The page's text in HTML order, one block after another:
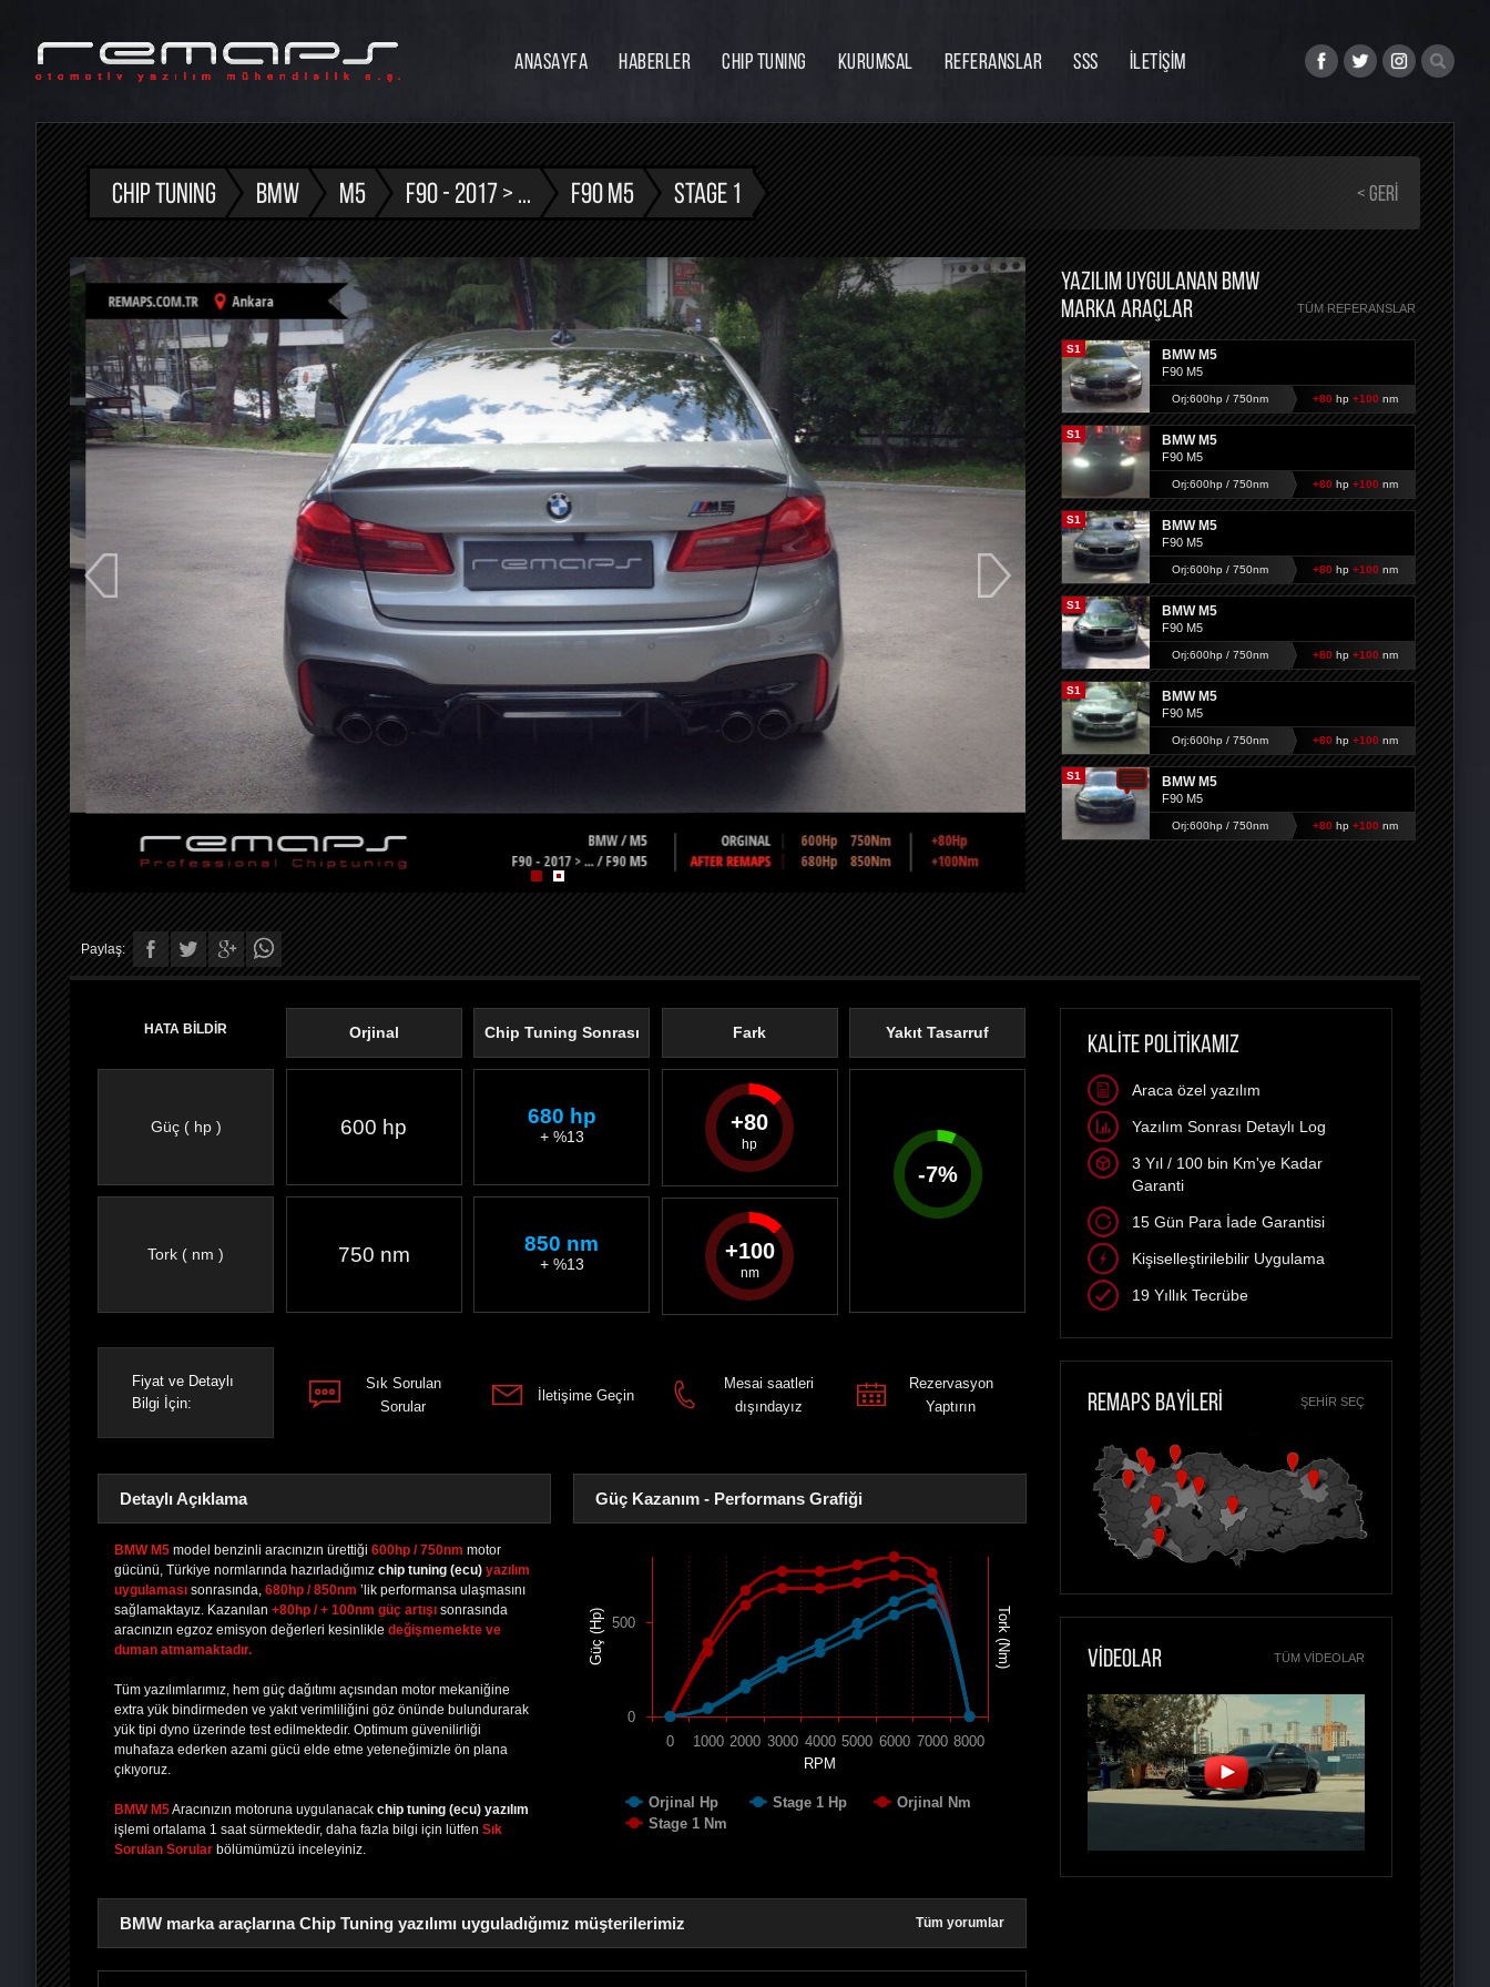
ANASAYFA HABERLER CHIP TUNING KURUMSAL
İnsan Kaynakları
REFERANSLAR SSS İLETİŞİM
CHIP TUNING BMW M5 F90 - 2017 > ... F90 M5 STAGE 1 < GERI
YAZILIM UYGULANAN BMW
MARKA ARAÇLAR
TÜM REFERANSLAR
S1 BMW M5
F90 M5
Orj:600hp / 750nm +80 hp +100 nm
S1 BMW M5
F90 M5
Orj:600hp / 750nm +80 hp +100 nm
S1 BMW M5
F90 M5
Orj:600hp / 750nm +80 hp +100 nm
S1 BMW M5
F90 M5
Orj:600hp / 750nm +80 hp +100 nm
S1 BMW M5
F90 M5
Orj:600hp / 750nm +80 hp +100 nm
S1 BMW M5
F90 M5
Orj:600hp / 750nm +80 hp +100 nm
Paylaş:
PAYLAŞPAYLAŞPLUS'TAPAYLAŞ
HATA BİLDİR
Güç ( hp )
Tork ( nm )
Orjinal
600 hp
750 nm
Chip Tuning Sonrası
680 hp
+ %13
850 nm
+ %13
Fark
80
100
Yakıt Tasarruf
-7%
Fiyat ve Detaylı
Bilgi İçin:
Sık Sorulan
Sorular
İletişime Geçin
Mesai saatleri
dışındayız
Rezervasyon
Yaptırın
Detaylı Açıklama
BMW M5 model benzinli aracınızın ürettiği 600hp / 750nm motor
gücünü, Türkiye normlarında hazırladığımız chip tuning (ecu) yazılım
uygulaması sonrasında, 680hp / 850nm ’lik performansa ulaşmasını
sağlamaktayız. Kazanılan +80hp / + 100nm güç artışı sonrasında
aracınızın egzoz emisyon değerleri kesinlikle değişmemekte ve
duman atmamaktadır.
Tüm yazılımlarımız, hem güç dağıtımı açısından motor mekaniğine
extra yük bindirmeden ve yakıt verimliliğini göz önünde bulundurarak
yük tipi dyno üzerinde test edilmektedir. Optimum güvenilirliği
muhafaza ederken azami gücü elde etme yeteneğimizle ön plana
çıkıyoruz.
BMW M5Aracınızın motoruna uygulanacak chip tuning (ecu) yazılım
işlemi ortalama 1 saat sürmektedir, daha fazla bilgi için lütfen Sık
Sorulan Sorular bölümümüzü inceleyiniz.
Güç Kazanım - Performans Grafiği
RPM
Güç (Hp) Tork (Nm)
Orjinal Hp Stage 1 Hp
Orjinal Nm
Stage 1 Nm
0 1000 2000 3000 4000 5000 6000 7000 8000
0
500
BMW marka araçlarına Chip Tuning yazılımı uyguladığımız müşterilerimiz Tüm yorumlar
KALİTE POLİTİKAMIZ
Araca özel yazılım
Yazılım Sonrası Detaylı Log
3 Yıl / 100 bin Km'ye Kadar
Garanti
15 Gün Para İade Garantisi
Kişiselleştirilebilir Uygulama
19 Yıllık Tecrübe
REMAPS BAYİLERİ ŞEHIR SEÇ
VİDEOLAR TÜM VIDEOLAR